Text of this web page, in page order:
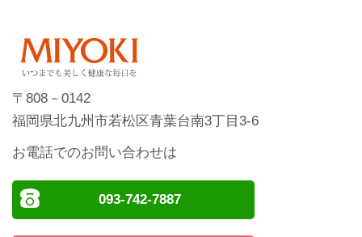
〒808－0142
福岡県北九州市若松区青葉台南3丁目3-6
お電話でのお問い合わせは
093-742-7887